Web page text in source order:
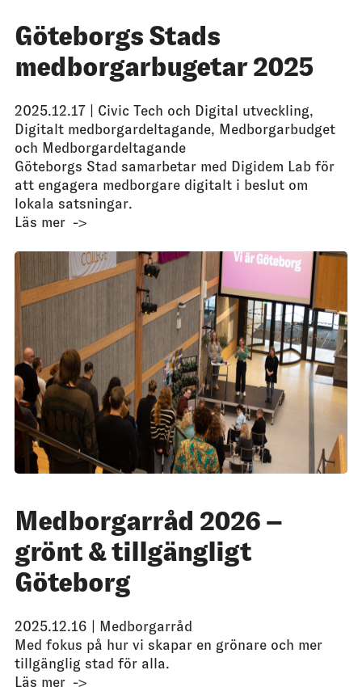
Göteborgs Stads
medborgarbugetar 2025
2025.12.17 | Civic Tech och Digital utveckling,
Digitalt medborgardeltagande, Medborgarbudget
och Medborgardeltagande
Göteborgs Stad samarbetar med Digidem Lab för
att engagera medborgare digitalt i beslut om
lokala satsningar.
Läs mer
Medborgarråd 2026 –
grönt & tillgängligt
Göteborg
2025.12.16 | Medborgarråd
Med fokus på hur vi skapar en grönare och mer
tillgänglig stad för alla.
Läs mer